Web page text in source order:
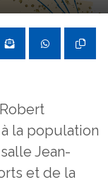
la population
Jean-
et de la